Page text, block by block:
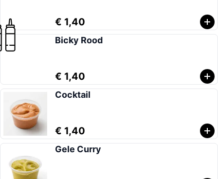
€ 1,40
Bicky Rood
€ 1,40
Cocktail
€ 1,40
Gele Curry